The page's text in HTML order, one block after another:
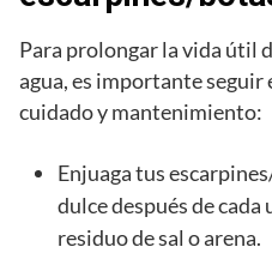
Para prolongar la vida útil
agua, es importante seguir
cuidado y mantenimiento:
Enjuaga tus
dulce después de
residuo de sal o arena.